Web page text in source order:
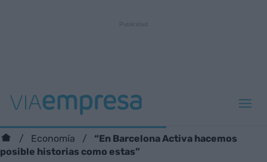
Economía
“En Barcelona Activa hacemos
posible historias como estas”